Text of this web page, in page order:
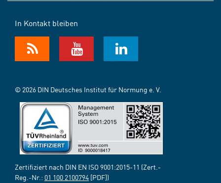
In Kontakt bleiben
© 2026 DIN Deutsches Institut für Normung e. V.
Zertifiziert nach DIN EN ISO 9001:2015-11 (Zert.-
Reg.-Nr.: 01 100 2100794 [PDF])